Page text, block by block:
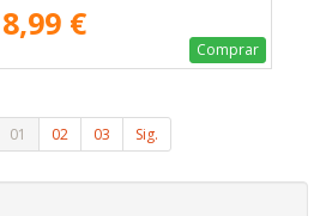
8,99 €
Comprar
01 02 03 Sig.